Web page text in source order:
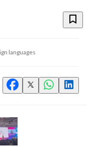
languages